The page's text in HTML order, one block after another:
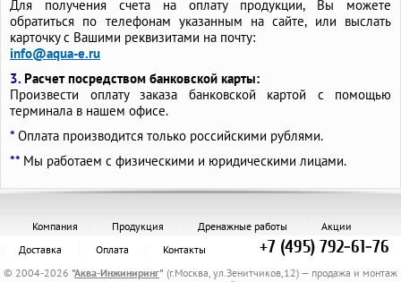
Для получения счета на оплату продукции, Вы можете
обратиться по телефонам указанным на сайте, или выслать
карточку с Вашими реквизитами на почту:
info@aqua-e.ru
3. Расчет посредством банковской карты:
Произвести оплату заказа банковской картой с помощью
терминала в нашем офисе.
* Оплата производится только российскими рублями.
** Мы работаем с физическими и юридическими лицами.
Компания Продукция Дренажные работы
Акции
Доставка
Оплата Контакты +7 (495) 792-61-76
© 2004-2026 "Аква-Инжиниринг" (г.Москва, ул.Зенитчиков,12) — продажа и монтаж